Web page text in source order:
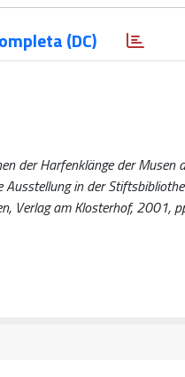
(DC)
der Harfenklänge der Musen
in der
Verlag am Klosterhof, 2001,